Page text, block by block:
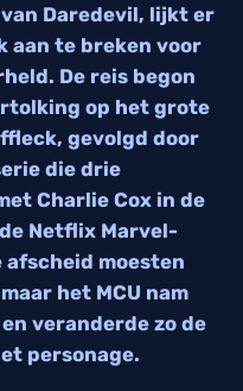
Daredevil, lijkt er
aan te breken voor
De reis begon
op het grote
gevolgd door
die drie
Charlie Cox in de
Netflix Marvel-
afscheid moesten
het MCU nam
veranderde zo de
personage.